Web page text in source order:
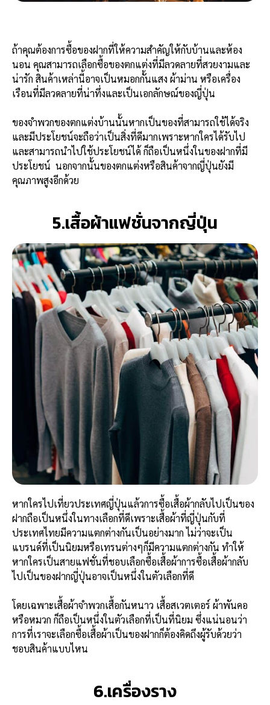
ถ้าคุณต้องการซื้อของฝากที่ให้ความสำคัญให้กับบ้านและห้อง
นอน คุณสามารถเลือกซื้อของตกแต่งที่มีลวดลายที่สวยงามและ
น่ารัก สินค้าเหล่านี้อาจเป็นหมอกกั้นแสง ผ้าม่าน หรือเครื่อง
เรือนที่มีลวดลายที่น่าทึ่งและเป็นเอกลักษณ์ของญี่ปุ่น
ของจำพวกของตกแต่งบ้านนั้นหากเป็นของที่สามารถใช้ได้จริง
และมีประโยชน์จะถือว่าเป็นสิ่งที่ดีมากเพราะหากใครได้รับไป
และสามารถนำไปใช้ประโยชน์ได้ ก็ถือเป็นหนึ่งในของฝากที่มี
ประโยชน์ นอกจากนั้นของตกแต่งหรือสินค้าจากญี่ปุ่นยังมี
คุณภาพสูงอีกด้วย
5.เสื้อผ้าแฟชั่นจากญี่ปุ่น
หากใครไปเที่ยวประเทศญี่ปุ่นแล้วการซื้อเสื้อผ้ากลับไปเป็นของ
ฝากถือเป็นหนึ่งในทางเลือกที่ดีเพราะเสื้อผ้าที่ญี่ปุ่นกับที่
ประเทศไทยมีความแตกต่างกันเป็นอย่างมาก ไม่ว่าจะเป็น
แบรนด์ที่เป็นนิยมหรือเทรนต่างๆก็มีความแตกต่างกัน ทำให้
หากใครเป็นสายแฟชั่นที่ชอบเลือกซื้อเสื้อผ้าการซื้อเสื้อผ้ากลับ
ไปเป็นของฝากญี่ปุ่นอาจเป็นหนึ่งในตัวเลือกที่ดี
โดยเฉพาะเสื้อผ้าจำพวกเสื้อกันหนาว เสื้อสเวตเตอร์ ผ้าพันคอ
หรือหมวก ก็ถือเป็นหนึ่งในตัวเลือกที่เป็นที่นิยม ซึ่งแน่นอนว่า
การที่เราจะเลือกซื้อเสื้อผ้าเป็นของฝากก็ต้องคิดถึงผู้รับด้วยว่า
ชอบสินค้าแบบไหน
6.เครื่องราง